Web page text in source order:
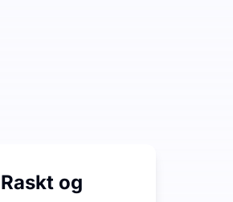
lengde eller størrelse, noe
og